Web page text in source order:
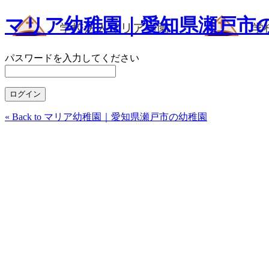
マリア幼稚園｜愛知県瀬戸市
パスワードを入力してください
« Back to マリア幼稚園｜愛知県瀬戸市の幼稚園